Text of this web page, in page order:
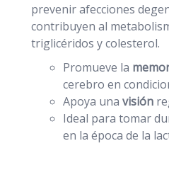
prevenir afecciones
contribuyen al
triglicéridos y colesterol.
Promueve la
cerebro en
Apoya una visión
Ideal para tomar
en la época de la